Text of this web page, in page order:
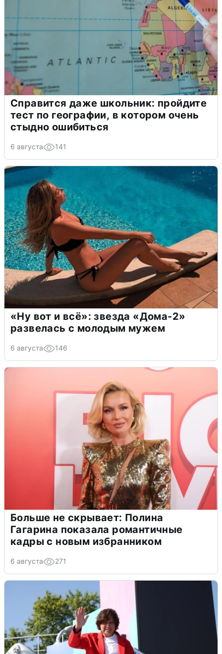
Справится даже школьник: пройдите
тест по географии, в котором очень
стыдно ошибиться
6 августа 141
«Ну вот и всё»: звезда «Дома-2»
развелась с молодым мужем
6 августа 146
Больше не скрывает: Полина
Гагарина показала романтичные
кадры с новым избранником
6 августа 271